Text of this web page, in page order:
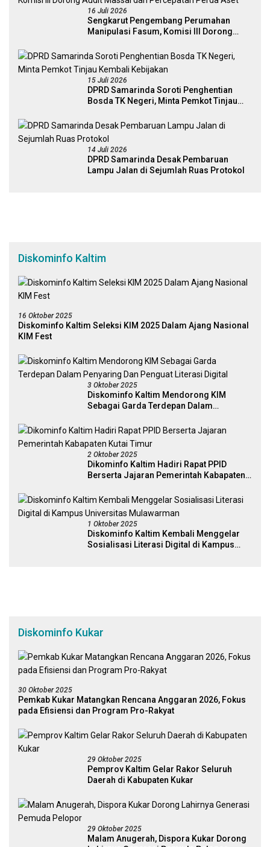
16 Juli 2026
Sengkarut Pengembang Perumahan
Manipulasi Fasum, Komisi III Dorong
15 Juli 2026
DPRD Samarinda Soroti Penghentian
Bosda TK Negeri, Minta Pemkot Tinjau
14 Juli 2026
DPRD Samarinda Desak Pembaruan
Lampu Jalan di Sejumlah Ruas Protokol
Diskominfo Kaltim
16 Oktober 2025
Diskominfo Kaltim Seleksi KIM 2025 Dalam Ajang Nasional
KIM Fest
3 Oktober 2025
Diskominfo Kaltim Mendorong KIM
Sebagai Garda Terdepan Dalam
2 Oktober 2025
Dikominfo Kaltim Hadiri Rapat PPID
Berserta Jajaran Pemerintah Kabapaten
1 Oktober 2025
Diskominfo Kaltim Kembali Menggelar
Sosialisasi Literasi Digital di Kampus
Diskominfo Kukar
30 Oktober 2025
Pemkab Kukar Matangkan Rencana Anggaran 2026, Fokus
pada Efisiensi dan Program Pro-Rakyat
29 Oktober 2025
Pemprov Kaltim Gelar Rakor Seluruh
Daerah di Kabupaten Kukar
29 Oktober 2025
Malam Anugerah, Dispora Kukar Dorong